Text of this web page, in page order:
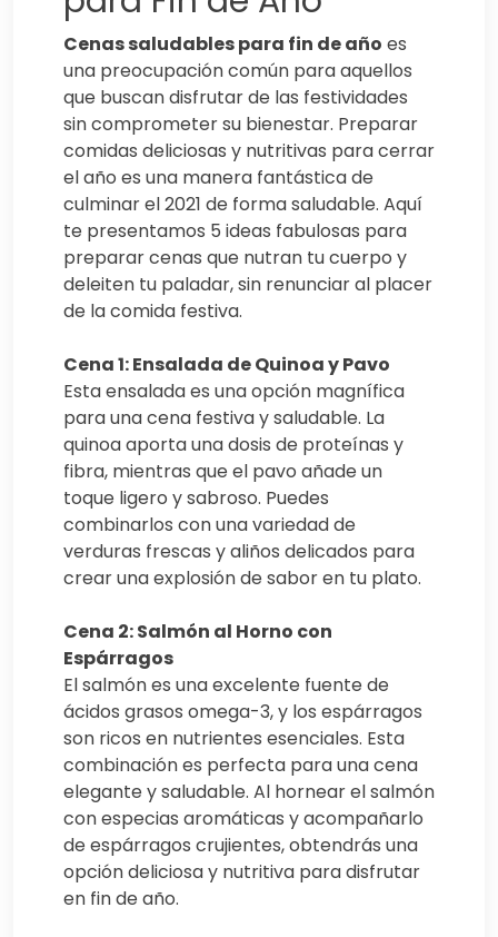
Cenas saludables para fin de año es
una preocupación común para aquellos
que buscan disfrutar de las festividades
sin comprometer su bienestar. Preparar
comidas deliciosas y nutritivas para cerrar
el año es una manera fantástica de
culminar el 2021 de forma saludable. Aquí
te presentamos 5 ideas fabulosas para
preparar cenas que nutran tu cuerpo y
deleiten tu paladar, sin renunciar al placer
de la comida festiva.
Cena 1: Ensalada de Quinoa y Pavo
Esta ensalada es una opción magnífica
para una cena festiva y saludable. La
quinoa aporta una dosis de proteínas y
fibra, mientras que el pavo añade un
toque ligero y sabroso. Puedes
combinarlos con una variedad de
verduras frescas y aliños delicados para
crear una explosión de sabor en tu plato.
Cena 2: Salmón al Horno con
Espárragos
El salmón es una excelente fuente de
ácidos grasos omega-3, y los espárragos
son ricos en nutrientes esenciales. Esta
combinación es perfecta para una cena
elegante y saludable. Al hornear el salmón
con especias aromáticas y acompañarlo
de espárragos crujientes, obtendrás una
opción deliciosa y nutritiva para disfrutar
en fin de año.